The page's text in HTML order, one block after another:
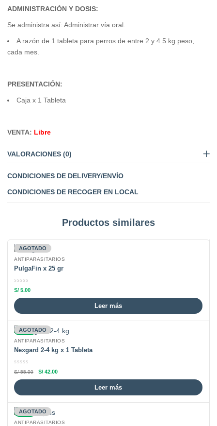
ADMINISTRACIÓN Y DOSIS:
Se administra así: Administrar vía oral.
A razón de 1 tableta para perros de entre 2 y 4.5 kg peso,
cada mes.
PRESENTACIÓN:
Caja x 1 Tableta
VENTA: Libre
VALORACIONES (0)
CONDICIONES DE DELIVERY/ENVÍO
CONDICIONES DE RECOGER EN LOCAL
Productos similares
AGOTADO
ANTIPARASITARIOS
PulgaFin x 25 gr
S/ 5.00
Leer más
-24%
AGOTADO
ANTIPARASITARIOS
Nexgard 2-4 kg x 1 Tableta
S/55.00 S/ 42.00
Leer más
-20%
AGOTADO
ANTIPARASITARIOS